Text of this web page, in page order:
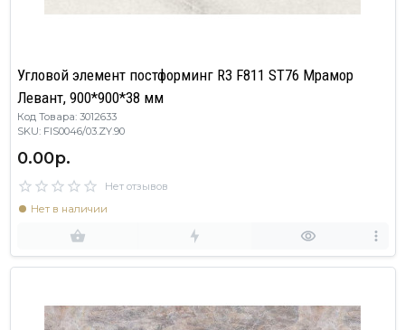
Угловой элемент постформинг R3 F811 ST76 Мрамор
Левант, 900*900*38 мм
Код Товара: 3012633
SKU: FIS0046/03.ZY.90
0.00р.
Нет отзывов
Нет в наличии